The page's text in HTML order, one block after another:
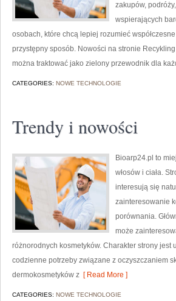
zakupów,
wspierających
osobach, które chcą lepiej rozumieć
przystępny sposób. Nowości na stronie
można traktować jako zielony przewodnik dla
CATEGORIES: NOWE TECHNOLOGIE
Trendy i nowości
Bioarp24.pl to
włosów i ciała.
interesują się
zainteresowanie
porównania.
może
różnorodnych kosmetyków. Charakter strony
codzienne potrzeby związane z oczyszczaniem
dermokosmetyków z [ Read More ]
CATEGORIES: NOWE TECHNOLOGIE